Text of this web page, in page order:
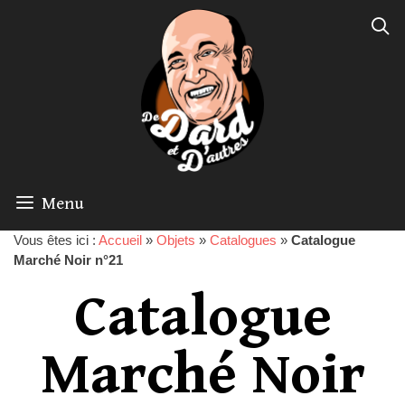
Menu
Vous êtes ici : Accueil » Objets » Catalogues » Catalogue
Marché Noir n°21
Catalogue
Marché Noir